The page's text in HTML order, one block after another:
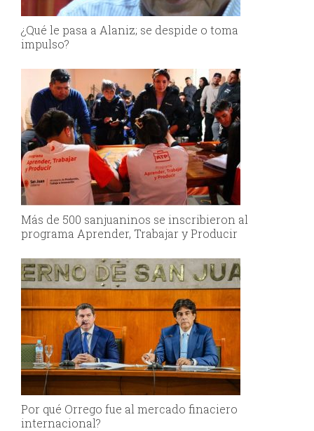
¿Qué le pasa a Alaniz; se despide o toma
impulso?
Más de 500 sanjuaninos se inscribieron al
programa Aprender, Trabajar y Producir
Por qué Orrego fue al mercado finaciero
internacional?